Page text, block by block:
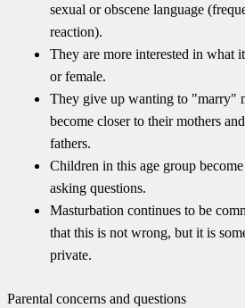
sexual or obscene language
reaction).
They are more interested in what
or female.
They give up wanting to "marry"
become closer to their mothers
fathers.
Children in this age group
asking questions.
Masturbation continues to be
that this is not wrong, but it is
private.
Parental concerns and questions